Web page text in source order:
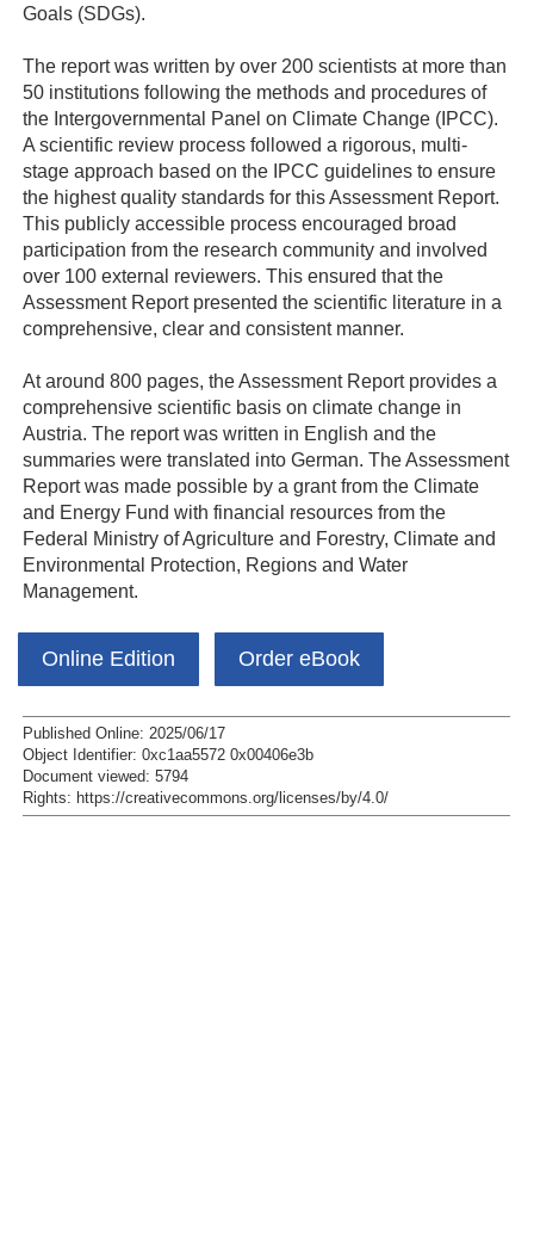
Goals (SDGs).
The report was written by over 200 scientists at more than
50 institutions following the methods and procedures of
the Intergovernmental Panel on Climate Change (IPCC).
A scientific review process followed a rigorous, multi-
stage approach based on the IPCC guidelines to ensure
the highest quality standards for this Assessment Report.
This publicly accessible process encouraged broad
participation from the research community and involved
over 100 external reviewers. This ensured that the
Assessment Report presented the scientific literature in a
comprehensive, clear and consistent manner.
At around 800 pages, the Assessment Report provides a
comprehensive scientific basis on climate change in
Austria. The report was written in English and the
summaries were translated into German. The Assessment
Report was made possible by a grant from the Climate
and Energy Fund with financial resources from the
Federal Ministry of Agriculture and Forestry, Climate and
Environmental Protection, Regions and Water
Management.
Online Edition Order eBook
Published Online: 2025/06/17
Object Identifier: 0xc1aa5572 0x00406e3b
Document viewed: 5794
Rights: https://creativecommons.org/licenses/by/4.0/